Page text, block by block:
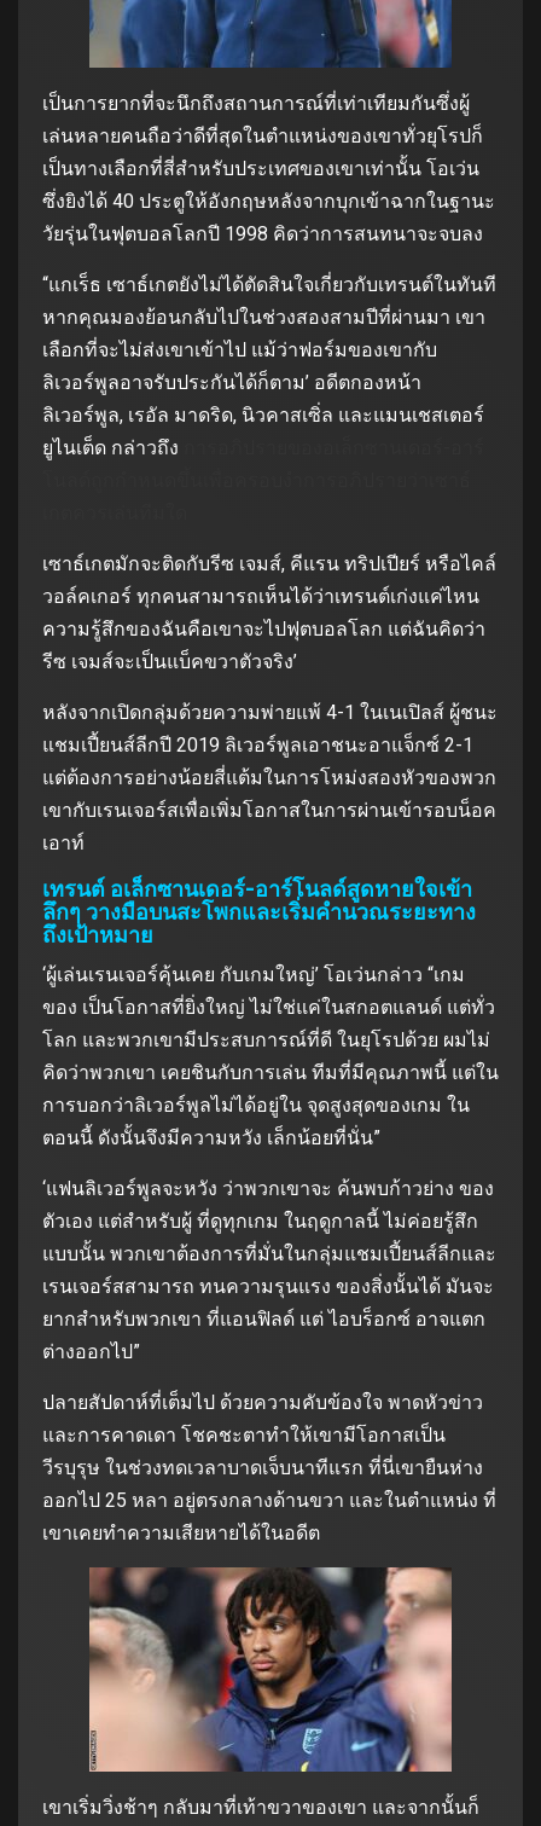
เป็นการยากที่จะนึกถึงสถานการณ์ที่เท่าเทียมกันซึ่งผู้
เล่นหลายคนถือว่าดีที่สุดในตำแหน่งของเขาทั่วยุโรปก็
เป็นทางเลือกที่สี่สำหรับประเทศของเขาเท่านั้น โอเว่น
ซึ่งยิงได้ 40 ประตูให้อังกฤษหลังจากบุกเข้าฉากในฐานะ
วัยรุ่นในฟุตบอลโลกปี 1998 คิดว่าการสนทนาจะจบลง
“แกเร็ธ เซาธ์เกตยังไม่ได้ตัดสินใจเกี่ยวกับเทรนต์ในทันที
หากคุณมองย้อนกลับไปในช่วงสองสามปีที่ผ่านมา เขา
เลือกที่จะไม่ส่งเขาเข้าไป แม้ว่าฟอร์มของเขากับ
ลิเวอร์พูลอาจรับประกันได้ก็ตาม’ อดีตกองหน้า
ลิเวอร์พูล, เรอัล มาดริด, นิวคาสเซิ่ล และแมนเชสเตอร์
ยูไนเต็ด กล่าวถึง
เซาธ์เกตมักจะติดกับรีซ เจมส์, คีแรน ทริปเปียร์ หรือไคล์
วอล์คเกอร์ ทุกคนสามารถเห็นได้ว่าเทรนต์เก่งแค่ไหน
ความรู้สึกของฉันคือเขาจะไปฟุตบอลโลก แต่ฉันคิดว่า
รีซ เจมส์จะเป็นแบ็คขวาตัวจริง’
หลังจากเปิดกลุ่มด้วยความพ่ายแพ้ 4-1 ในเนเปิลส์ ผู้ชนะ
แชมเปี้ยนส์ลีกปี 2019 ลิเวอร์พูลเอาชนะอาแจ็กซ์ 2-1
แต่ต้องการอย่างน้อยสี่แต้มในการโหม่งสองหัวของพวก
เขากับเรนเจอร์สเพื่อเพิ่มโอกาสในการผ่านเข้ารอบน็อค
เอาท์
เทรนต์ อเล็กซานเดอร์-อาร์โนลด์สูดหายใจเข้า
ลึกๆ วางมือบนสะโพกและเริ่มคำนวณระยะทาง
ถึงเป้าหมาย
‘ผู้เล่นเรนเจอร์คุ้นเคย กับเกมใหญ่’ โอเว่นกล่าว “เกม
ของ เป็นโอกาสที่ยิ่งใหญ่ ไม่ใช่แค่ในสกอตแลนด์ แต่ทั่ว
โลก และพวกเขามีประสบการณ์ที่ดี ในยุโรปด้วย ผมไม่
คิดว่าพวกเขา เคยชินกับการเล่น ทีมที่มีคุณภาพนี้ แต่ใน
การบอกว่าลิเวอร์พูลไม่ได้อยู่ใน จุดสูงสุดของเกม ใน
ตอนนี้ ดังนั้นจึงมีความหวัง เล็กน้อยที่นั่น”
‘แฟนลิเวอร์พูลจะหวัง ว่าพวกเขาจะ ค้นพบก้าวย่าง ของ
ตัวเอง แต่สำหรับผู้ ที่ดูทุกเกม ในฤดูกาลนี้ ไม่ค่อยรู้สึก
แบบนั้น พวกเขาต้องการที่มั่นในกลุ่มแชมเปี้ยนส์ลีกและ
เรนเจอร์สสามารถ ทนความรุนแรง ของสิ่งนั้นได้ มันจะ
ยากสำหรับพวกเขา ที่แอนฟิลด์ แต่ ไอบร็อกซ์ อาจแตก
ต่างออกไป”
ปลายสัปดาห์ที่เต็มไป ด้วยความคับข้องใจ พาดหัวข่าว
และการคาดเดา โชคชะตาทำให้เขามีโอกาสเป็น
วีรบุรุษ ในช่วงทดเวลาบาดเจ็บนาทีแรก ที่นี่เขายืนห่าง
ออกไป 25 หลา อยู่ตรงกลางด้านขวา และในตำแหน่ง ที่
เขาเคยทำความเสียหายได้ในอดีต
เขาเริ่มวิ่งช้าๆ กลับมาที่เท้าขวาของเขา และจากนั้นก็